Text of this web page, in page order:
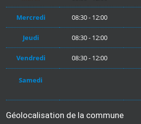
Mercredi 08:30 - 12:00
Jeudi 08:30 - 12:00
Vendredi 08:30 - 12:00
Samedi
Géolocalisation de la commune